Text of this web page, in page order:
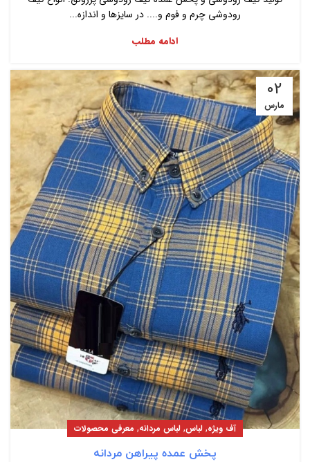
رودوشی چرم و فوم و.... در سایزها و اندازه...
ادامه مطلب
02
مارس
آف ویژه, لباس, لباس مردانه, معرفی محصولات
پخش عمده پیراهن مردانه